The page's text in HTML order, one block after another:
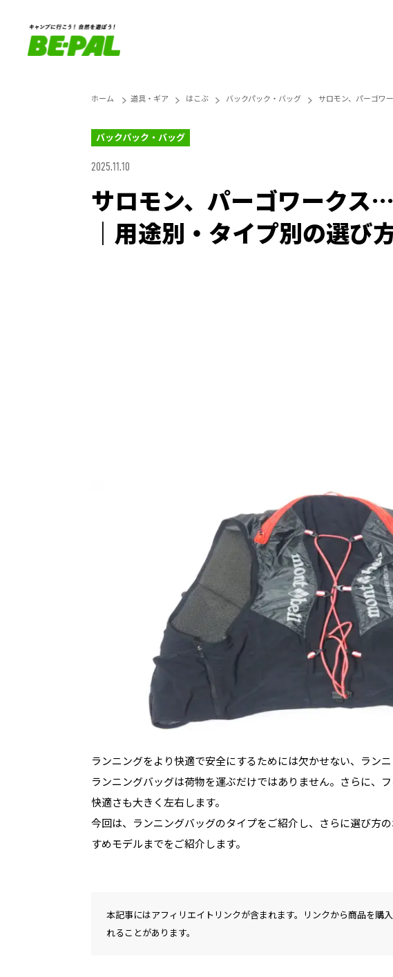
ホーム 道具・ギア はこぶ バックパック・バッグ サロモン、パーゴワ
バックパック・バッグ
2025.11.10
サロモン、パーゴワークス
｜用途別・タイプ別の選び
ランニングをより快適で安全にするためには欠かせない、ランニ
ランニングバッグは荷物を運ぶだけではありません。さらに、
快適さも大きく左右します。
今回は、ランニングバッグのタイプをご紹介し、さらに選び方
すめモデルまでをご紹介します。
本記事にはアフィリエイトリンクが含まれます。リンクから商品を購
れることがあります。